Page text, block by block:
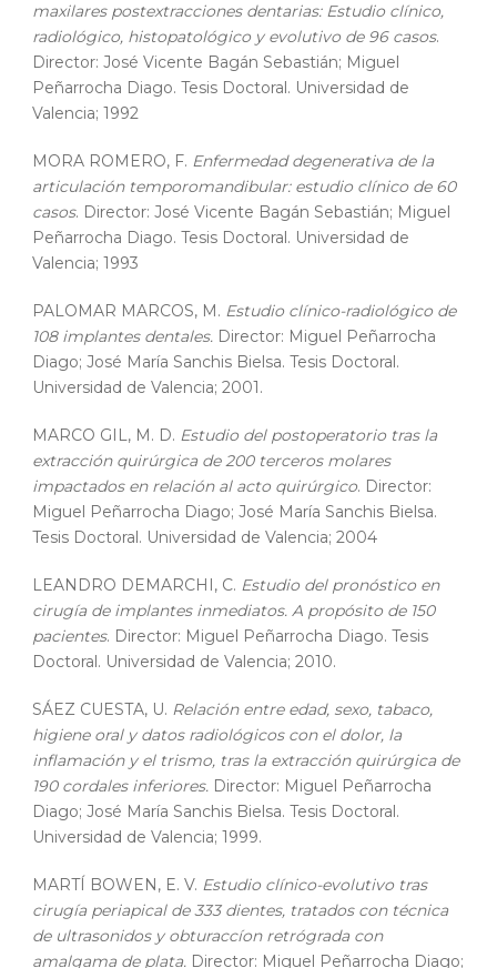
maxilares postextracciones dentarias: Estudio clínico,
radiológico, histopatológico y evolutivo de 96 casos.
Director: José Vicente Bagán Sebastián; Miguel
Peñarrocha Diago. Tesis Doctoral. Universidad de
Valencia; 1992
MORA ROMERO, F. Enfermedad degenerativa de la
articulación temporomandibular: estudio clínico de 60
casos. Director: José Vicente Bagán Sebastián; Miguel
Peñarrocha Diago. Tesis Doctoral. Universidad de
Valencia; 1993
PALOMAR MARCOS, M. Estudio clínico-radiológico de
108 implantes dentales. Director: Miguel Peñarrocha
Diago; José María Sanchis Bielsa. Tesis Doctoral.
Universidad de Valencia; 2001.
MARCO GIL, M. D. Estudio del postoperatorio tras la
extracción quirúrgica de 200 terceros molares
impactados en relación al acto quirúrgico. Director:
Miguel Peñarrocha Diago; José María Sanchis Bielsa.
Tesis Doctoral. Universidad de Valencia; 2004
LEANDRO DEMARCHI, C. Estudio del pronóstico en
cirugía de implantes inmediatos. A propósito de 150
pacientes. Director: Miguel Peñarrocha Diago. Tesis
Doctoral. Universidad de Valencia; 2010.
SÁEZ CUESTA, U. Relación entre edad, sexo, tabaco,
higiene oral y datos radiológicos con el dolor, la
inflamación y el trismo, tras la extracción quirúrgica de
190 cordales inferiores. Director: Miguel Peñarrocha
Diago; José María Sanchis Bielsa. Tesis Doctoral.
Universidad de Valencia; 1999.
MARTÍ BOWEN, E. V. Estudio clínico-evolutivo tras
cirugía periapical de 333 dientes, tratados con técnica
de ultrasonidos y obturaccíon retrógrada con
amalgama de plata. Director: Miguel Peñarrocha Diago;